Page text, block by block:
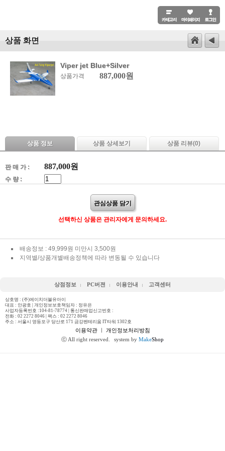
상품 화면
Viper jet Blue+Silver
상품가격 887,000원
상품 정보 상품 상세보기 상품 리뷰(0)
판 매 가 : 887,000원
수 량 :
관심상품 담기
선택하신 상품은 관리자에게 문의하세요.
배송정보 : 49,999원 미만시 3,500원
지역별/상품개별배송정책에 따라 변동될 수 있습니다
상점정보 PC버젼 이용안내 고객센터
상호명 : (주)에이치더블유아이
대표 : 안광호 | 개인정보보호책임자 : 정유은
사업자등록번호 :104-81-78774 | 통신판매업신고번호 :
전화 : 02 2272 8046 | 팩스 : 02 2272 8046
주소 : 서울시 영등포구 당산로 171 금강펜테리움 IT타워 1302호
이용약관ㅣ 개인정보처리방침
ⓒ All right reserved.
system by MakeShop